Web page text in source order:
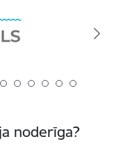
noderīga?